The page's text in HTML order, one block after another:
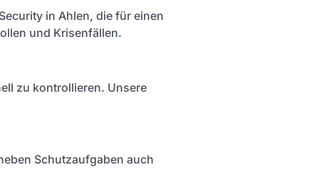
in Ahlen, die für einen
und Krisenfällen.
zu kontrollieren. Unsere
Schutzaufgaben auch